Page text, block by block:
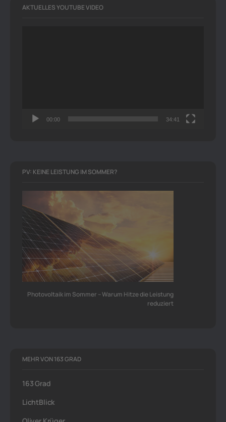
AKTUELLES YOUTUBE VIDEO
00:00 34:41
PV: KEINE LEISTUNG IM SOMMER?
Photovoltaik im Sommer – Warum Hitze die Leistung
reduziert
MEHR VON 163 GRAD
163 Grad
LichtBlick